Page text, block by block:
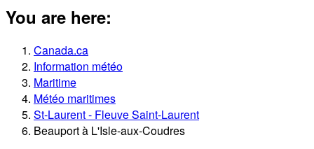
You are here:
Canada.ca
Information météo
Maritime
Météo maritimes
St-Laurent - Fleuve Saint-Laurent
Beauport à L'Isle-aux-Coudres